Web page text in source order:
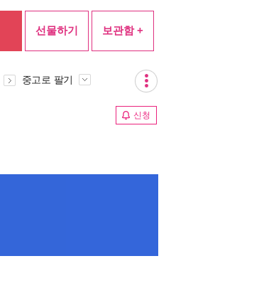
선물하기 보관함 +
중고로 팔기
신청